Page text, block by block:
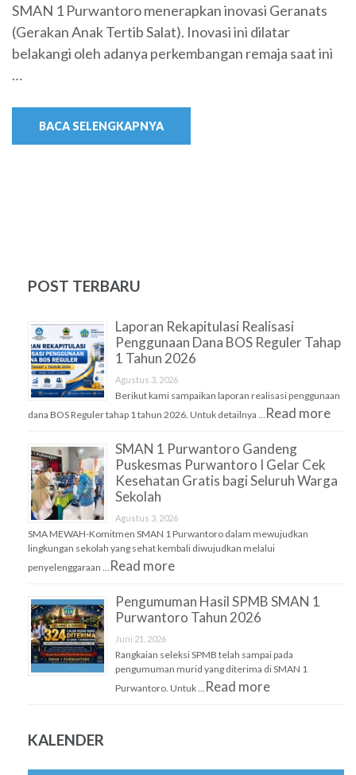
SMAN 1 Purwantoro menerapkan inovasi Geranats
(Gerakan Anak Tertib Salat). Inovasi ini dilatar
belakangi oleh adanya perkembangan remaja saat ini
…
BACA SELENGKAPNYA
POST TERBARU
Laporan Rekapitulasi Realisasi
Penggunaan Dana BOS Reguler Tahap
1 Tahun 2026
Agustus 3, 2026
Berikut kami sampaikan laporan realisasi penggunaan
dana BOS Reguler tahap 1 tahun 2026. Untuk detailnya …
Read more
SMAN 1 Purwantoro Gandeng
Puskesmas Purwantoro I Gelar Cek
Kesehatan Gratis bagi Seluruh Warga
Sekolah
Agustus 3, 2026
SMA MEWAH-Komitmen SMAN 1 Purwantoro dalam mewujudkan
lingkungan sekolah yang sehat kembali diwujudkan melalui
penyelenggaraan …
Read more
Pengumuman Hasil SPMB SMAN 1
Purwantoro Tahun 2026
Juni 21, 2026
Rangkaian seleksi SPMB telah sampai pada
pengumuman murid yang diterima di SMAN 1
Purwantoro. Untuk …
Read more
KALENDER